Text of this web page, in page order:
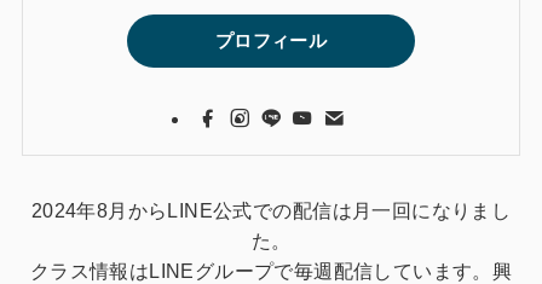
プロフィール
2024年8月からLINE公式での配信は月一回になりまし
た。
クラス情報はLINEグループで毎週配信しています。興